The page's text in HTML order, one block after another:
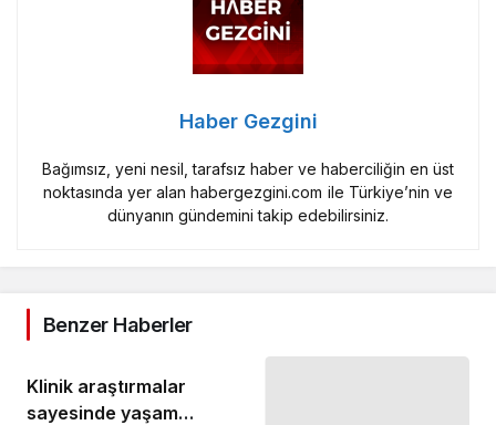
Haber Gezgini
Bağımsız, yeni nesil, tarafsız haber ve haberciliğin en üst
noktasında yer alan habergezgini.com ile Türkiye’nin ve
dünyanın gündemini takip edebilirsiniz.
Benzer Haberler
Klinik araştırmalar
sayesinde yaşam